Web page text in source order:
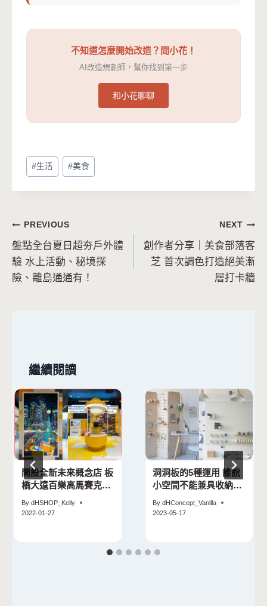
不知道怎麼開始改造？問小花！
AI改造規劃師，幫你找到第一步
和小花聊聊
Post
Tags:
#生活 #美食
文
章
導
PREVIOUS
盤點全台夏日超夯戶外體
驗 水上活動、秘境探
險、離島通通有！
NEXT
創作者分享｜美食部落客
芝 首次調色打造絕美漸
層打卡牆
繼續閱讀
開設全新未來概念店 板
橋大遠百樂高馬賽克快
By dHSHOP_Kelly
2022-01-27
洞洞板的5種運用 誰說
小空間不能兼具收納及
By dHConcept_Vanilla
2023-05-17